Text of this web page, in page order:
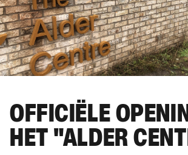
OFFICIËLE
HET "ALDER